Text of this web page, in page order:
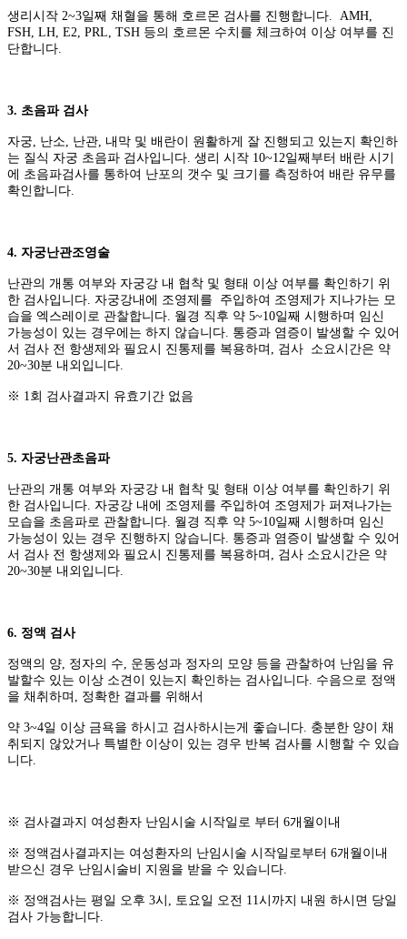
생리시작 2~3일째 채혈을 통해 호르몬 검사를 진행합니다. AMH,
FSH, LH, E2, PRL, TSH 등의 호르몬 수치를 체크하여 이상 여부를 진
단합니다.
3. 초음파 검사
자궁, 난소, 난관, 내막 및 배란이 원활하게 잘 진행되고 있는지 확인하
는 질식 자궁 초음파 검사입니다. 생리 시작 10~12일째부터 배란 시기
에 초음파검사를 통하여 난포의 갯수 및 크기를 측정하여 배란 유무를
확인합니다.
4. 자궁난관조영술
난관의 개통 여부와 자궁강 내 협착 및 형태 이상 여부를 확인하기 위
한 검사입니다. 자궁강내에 조영제를 주입하여 조영제가 지나가는 모
습을 엑스레이로 관찰합니다. 월경 직후 약 5~10일째 시행하며 임신
가능성이 있는 경우에는 하지 않습니다. 통증과 염증이 발생할 수 있어
서 검사 전 항생제와 필요시 진통제를 복용하며, 검사 소요시간은 약
20~30분 내외입니다.
※ 1회 검사결과지 유효기간 없음
5. 자궁난관초음파
난관의 개통 여부와 자궁강 내 협착 및 형태 이상 여부를 확인하기 위
한 검사입니다. 자궁강 내에 조영제를 주입하여 조영제가 퍼져나가는
모습을 초음파로 관찰합니다. 월경 직후 약 5~10일째 시행하며 임신
가능성이 있는 경우 진행하지 않습니다. 통증과 염증이 발생할 수 있어
서 검사 전 항생제와 필요시 진통제를 복용하며, 검사 소요시간은 약
20~30분 내외입니다.
6. 정액 검사
정액의 양, 정자의 수, 운동성과 정자의 모양 등을 관찰하여 난임을 유
발할수 있는 이상 소견이 있는지 확인하는 검사입니다. 수음으로 정액
을 채취하며, 정확한 결과를 위해서
약 3~4일 이상 금욕을 하시고 검사하시는게 좋습니다. 충분한 양이 채
취되지 않았거나 특별한 이상이 있는 경우 반복 검사를 시행할 수 있습
니다.
※ 검사결과지 여성환자 난임시술 시작일로 부터 6개월이내
※ 정액검사결과지는 여성환자의 난임시술 시작일로부터 6개월이내
받으신 경우 난임시술비 지원을 받을 수 있습니다.
※ 정액검사는 평일 오후 3시, 토요일 오전 11시까지 내원 하시면 당일
검사 가능합니다.